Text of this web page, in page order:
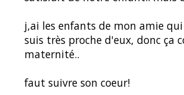
j,ai les enfants de mon amie
suis très proche d'eux, donc ça
maternité..
faut suivre son coeur!